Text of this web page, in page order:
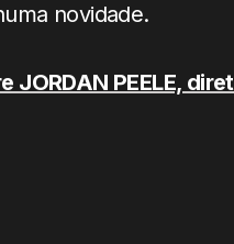
novidade.
JORDAN PEELE,